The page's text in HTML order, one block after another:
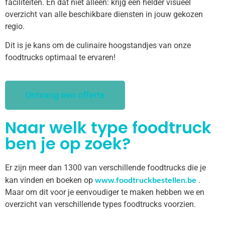
faciliteiten. En dat niet alleen: krijg een helder visueel
overzicht van alle beschikbare diensten in jouw gekozen
regio.
Dit is je kans om de culinaire hoogstandjes van onze
foodtrucks optimaal te ervaren!
Ontvang een offerte
Naar welk type foodtruck
ben je op zoek?
Er zijn meer dan 1300 van verschillende foodtrucks die je
kan vinden en boeken op www.foodtruckbestellen.be .
Maar om dit voor je eenvoudiger te maken hebben we en
overzicht van verschillende types foodtrucks voorzien.